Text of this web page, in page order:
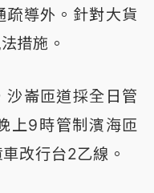
疏導外。針對大貨
措施。
崙匝道採全日管
上9時管制濱海匝
改行台2乙線。